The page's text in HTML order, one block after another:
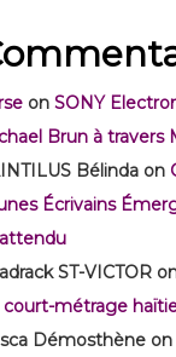
on SONY
Brun à travers
Bélinda on
Écrivains
ST-VICTOR
métrage
Démosthène on